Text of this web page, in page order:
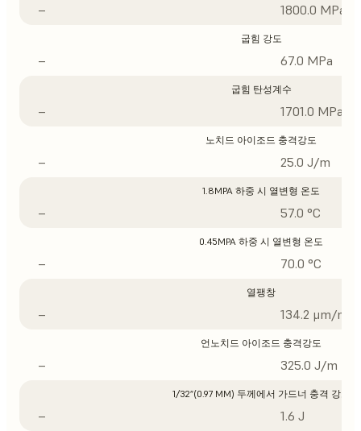
– 1800.0 MPa
굽힘 강도
– 67.0 MPa
굽힘 탄성계수
– 1701.0 MPa
노치드 아이조드 충격강도
– 25.0 J/m
1.8MPA 하중 시 열변형 온도
– 57.0 °C
0.45MPA 하중 시 열변형 온도
– 70.0 °C
열팽창
– 134.2 μm/m/
언노치드 아이조드 충격강도
– 325.0 J/m
1/32”(0.97 MM) 두께에서 가드너 충격 강도
– 1.6 J